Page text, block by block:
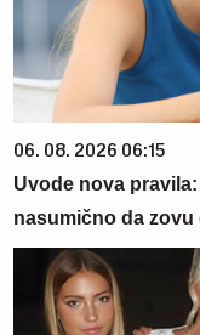
06. 08. 2026 06:15
Uvode nova
nasumično da zovu